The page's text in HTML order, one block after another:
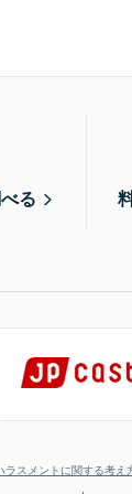
る
ラスメントに関する考え